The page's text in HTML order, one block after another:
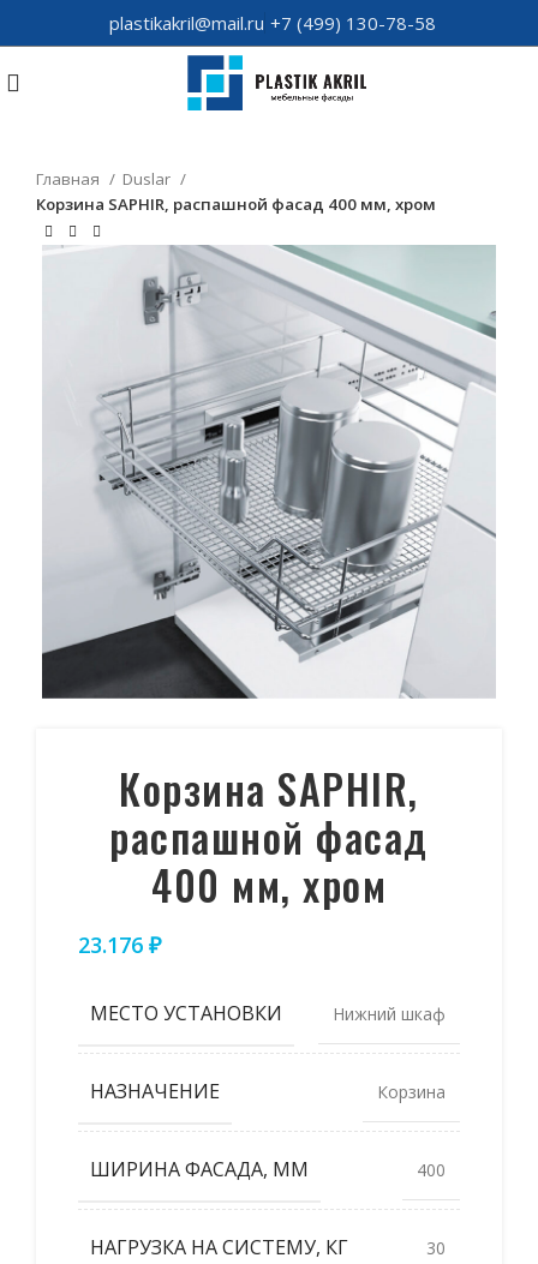
plastikakril@mail.ru +7 (499) 130-78-58
Главная
Duslar
Корзина SAPHIR, распашной фасад 400 мм, хром
Корзина SAPHIR,
распашной фасад
400 мм, хром
23.176 ₽
МЕСТО УСТАНОВКИ Нижний шкаф
НАЗНАЧЕНИЕ Корзина
ШИРИНА ФАСАДА, ММ 400
НАГРУЗКА НА СИСТЕМУ, КГ 30